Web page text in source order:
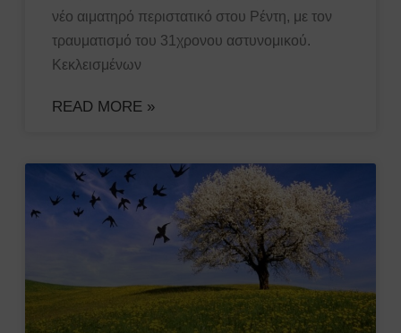
νέο αιματηρό περιστατικό στου Ρέντη, με τον
τραυματισμό του 31χρονου αστυνομικού.
Κεκλεισμένων
READ MORE »